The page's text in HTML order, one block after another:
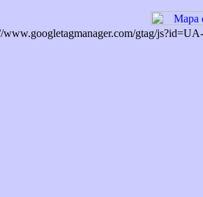
www.googletagmanager.com/gtag/